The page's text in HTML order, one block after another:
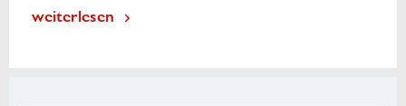
weiterlesen